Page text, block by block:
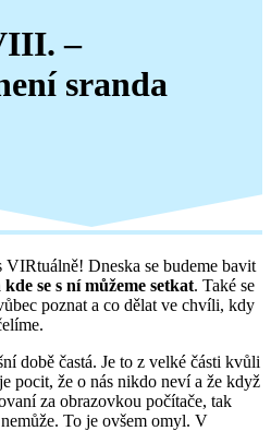
–
sranda
VIRtuálně! Dneska se budeme bavit
se s ní můžeme setkat. Také se
poznat a co dělat ve chvíli, kdy
době častá. Je to z velké části kvůli
pocit, že o nás nikdo neví a že když
za obrazovkou počítače, tak
To je ovšem omyl. V